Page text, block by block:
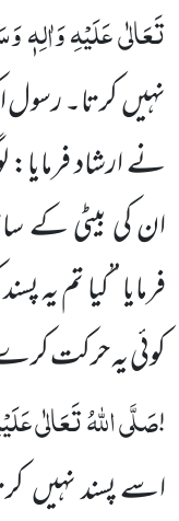
تَعَالٰی عَلَیْہِ وَاٰلِہٖ
نہیںکرتا۔ رسول
نے ارشاد فرمایا:
ان کی بیٹی کے
فرمایا ’’کیا تم
کوئی یہ حرکت
!صَلَّی اللّٰہُ تَعَالٰی
اسے پسند نہیں